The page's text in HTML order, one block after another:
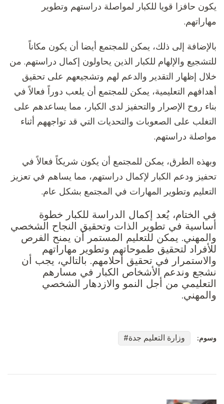
يكون حافزا قويا للكبار لمواصلة دراستهم وتطوير
مهاراتهم.
بالإضافة إلى ذلك، يمكن للمجتمع أيضا أن يكون مكاناً
للتشجيع والإلهام للكبار الذين يحاولون إكمال دراستهم. من
خلال إظهار التقدير والدعم لهم وتشجيعهم على تحقيق
أهدافهم التعليمية، يمكن للمجتمع أن يلعب دوراً فعالاً في
بناء روح الإصرار والتحفيز لدى الكبار، مما يساعدهم على
التغلب على الصعوبات والتحديات التي قد تواجههم أثناء
مواصلة دراستهم.
وبهذه الطرق، يمكن للمجتمع أن يكون شريكاً فعالاً في
تحفيز ودعم الكبار لإكمال دراستهم، مما يساهم في تعزيز
التعليم وتطوير المهارات في المجتمع بشكل عام.
في الختام، يُعد إكمال الدراسة للكبار خطوة
أساسية في تطوير الذات وتحقيق النجاح الشخصي
والمهني. يمكن للتعليم المستمر أن يمنح الفرص
للأفراد لتحقيق طموحاتهم وتطوير مهاراتهم
والاستمرار في تحقيق أحلامهم. بالتالي، يجب أن
نشجع وندعم الأشخاص الكبار في مسارهم
التعليمي من أجل النمو والازدهار الشخصي
والمهني.
وسوم: وزارة التعليم جدة
بين